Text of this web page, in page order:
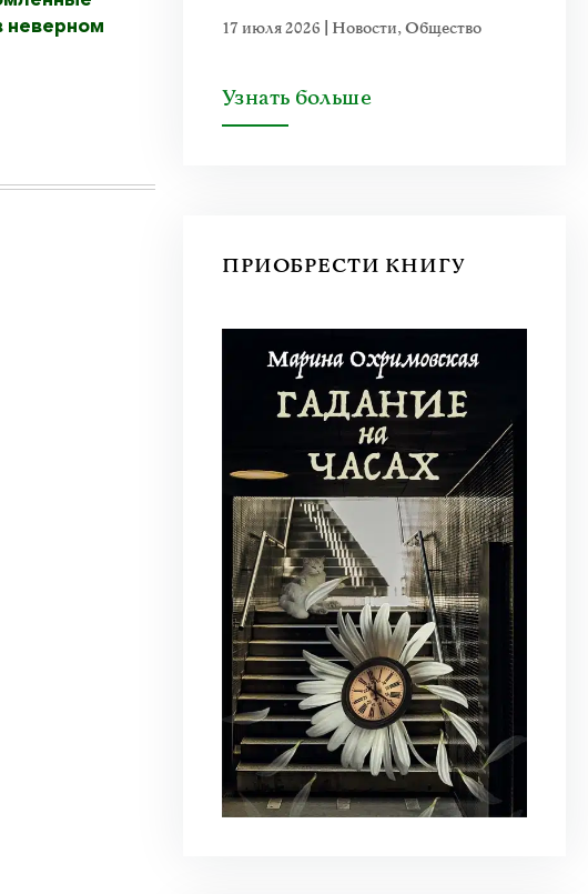
неверном
17 июля 2026 Новости,Общество
Узнать больше
ПРИОБРЕСТИ КНИГУ